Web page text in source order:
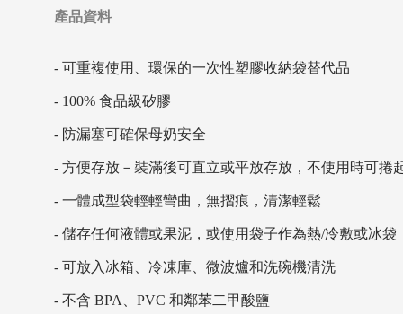
產品資料
- 可重複使用、環保的一次性塑膠收納袋替代品
- 100% 食品級矽膠
- 防漏塞可確保母奶安全
- 方便存放－裝滿後可直立或平放存放，不使用時可捲
- 一體成型袋輕輕彎曲，無摺痕，清潔輕鬆
- 儲存任何液體或果泥，或使用袋子作為熱/冷敷或冰袋
- 可放入冰箱、冷凍庫、微波爐和洗碗機清洗
- 不含 BPA、PVC 和鄰苯二甲酸鹽